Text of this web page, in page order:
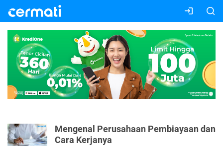
Mengenal Perusahaan Pembiayaan dan
Cara Kerjanya